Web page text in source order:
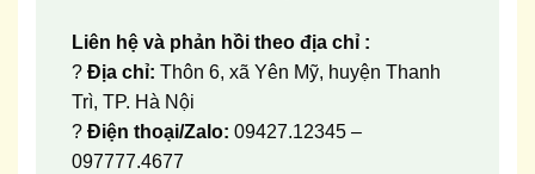
Liên hệ và phản hồi theo địa chỉ :
? Địa chỉ: Thôn 6, xã Yên Mỹ, huyện Thanh
Trì, TP. Hà Nội
? Điện thoại/Zalo: 09427.12345 –
097777.4677